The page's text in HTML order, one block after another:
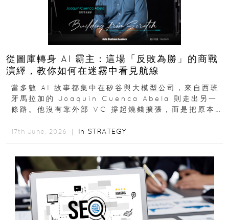
從圖庫轉身 AI 霸主：這場「反敗為勝」的商戰
演繹，教你如何在迷霧中看見航線
當多數 AI 故事都集中在矽谷與大模型公司，來自西班
牙馬拉加的 Joaquín Cuenca Abela 則走出另一
條路。他沒有靠外部 VC 撐起燒錢擴張，而是把原本
17th June, 2026 ｜ In STRATEGY